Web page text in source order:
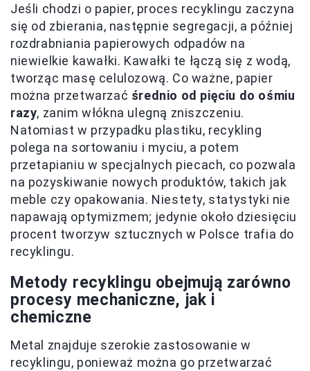
Jeśli chodzi o papier, proces recyklingu zaczyna
się od zbierania, następnie segregacji, a później
rozdrabniania papierowych odpadów na
niewielkie kawałki. Kawałki te łączą się z wodą,
tworząc masę celulozową. Co ważne, papier
można przetwarzać średnio od pięciu do ośmiu
razy, zanim włókna ulegną zniszczeniu.
Natomiast w przypadku plastiku, recykling
polega na sortowaniu i myciu, a potem
przetapianiu w specjalnych piecach, co pozwala
na pozyskiwanie nowych produktów, takich jak
meble czy opakowania. Niestety, statystyki nie
napawają optymizmem; jedynie około dziesięciu
procent tworzyw sztucznych w Polsce trafia do
recyklingu.
Metody recyklingu obejmują zarówno
procesy mechaniczne, jak i
chemiczne
Metal znajduje szerokie zastosowanie w
recyklingu, ponieważ można go przetwarzać